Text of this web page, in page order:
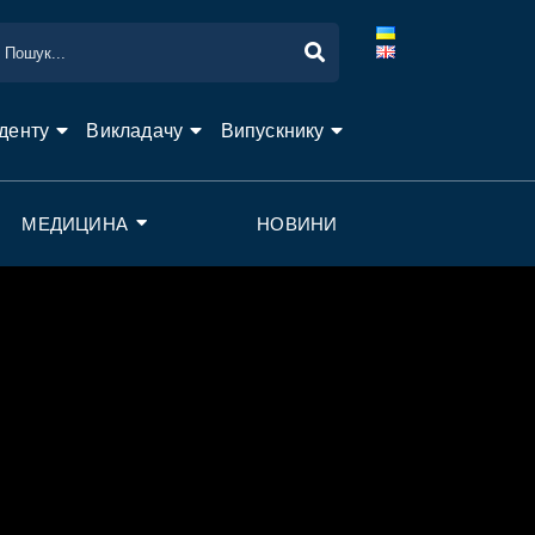
Викладачу Випускнику
МЕДИЦИНА НОВИНИ